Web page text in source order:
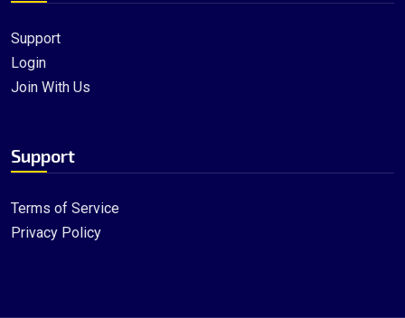
Support
Login
Join With Us
Support
Terms of Service
Privacy Policy